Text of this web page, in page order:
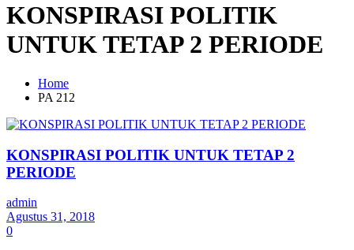
KONSPIRASI POLITIK
UNTUK TETAP 2 PERIODE
Home
PA 212
KONSPIRASI POLITIK UNTUK TETAP 2
PERIODE
admin
Agustus 31, 2018
0